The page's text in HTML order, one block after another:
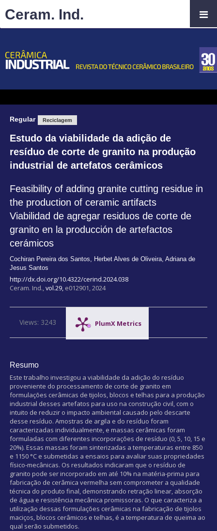
Regular Reciclagem
Estudo da viabilidade da adição de
resíduo de corte de granito na produção
industrial de artefatos cerâmicos
Feasibility of adding granite cutting residue in
the production of ceramic artifacts
Viabilidad de agregar residuos de corte de
granito en la producción de artefactos
cerámicos
Cochiran Pereira dos Santos Herbet Alves de Oliveira Adriana de
Jesus Santos
http://dx.doi.org/10.4322/cerind.2024.038
Ceram. Ind.,vol.29, e012901, 2024
PlumX Metrics
Views: 3243
Resumo
Este trabalho investigou a viabilidade da adição do resíduo
proveniente do processamento de corte de granito em
formulações cerâmicas de tijolos, blocos e telhas para a produção
industrial desses artefatos para uso na construção civil, com o
intuito de reduzir o impacto ambiental causado pelo descarte
desse resíduo. Amostras de argila e do resíduo foram
caracterizadas individualmente, e massas cerâmicas foram
formuladas com diferentes incorporações de resíduo (0, 5, 10, 15 e
20%). Essas massas foram sinterizadas a temperaturas entre 850
e 1150 °C e submetidas a ensaios para avaliar suas propriedades
físico-mecânicas. Os resultados indicaram que o resíduo de
granito pode ser incorporado em até 10% na matéria-prima para
fabricação de cerâmica vermelha sem comprometer a qualidade
técnica do produto final, demonstrando retração linear, absorção
de água e resistência mecânica promissoras. O que caracteriza a
utilização dessas formulações cerâmicas na fabricação de tijolos
maciços, blocos cerâmicos e telhas, é a temperatura de queima ao
qual serão submetidos.
Ceram. Ind.